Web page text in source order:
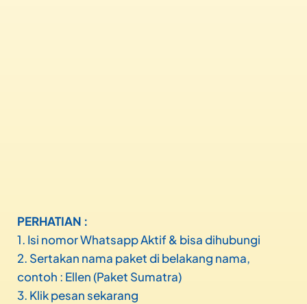
PERHATIAN :
1. Isi nomor Whatsapp Aktif & bisa dihubungi
2. Sertakan nama paket di belakang nama,
contoh : Ellen (Paket Sumatra)
3. Klik pesan sekarang